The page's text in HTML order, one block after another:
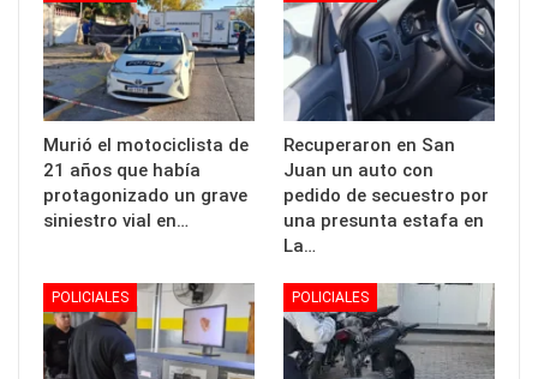
Murió el motociclista de
21 años que había
protagonizado un grave
siniestro vial en…
Recuperaron en San
Juan un auto con
pedido de secuestro por
una presunta estafa en
La…
POLICIALES POLICIALES